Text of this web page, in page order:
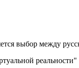
выбор между